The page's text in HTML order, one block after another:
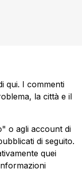
qui. I commenti
la città e il
o agli account di
di seguito.
quei